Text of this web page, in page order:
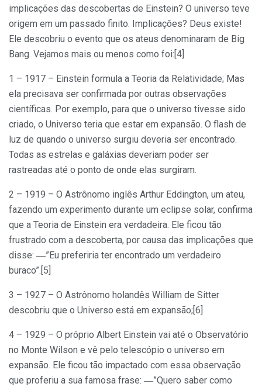
implicações das descobertas de Einstein? O universo teve
origem em um passado finito. Implicações? Deus existe!
Ele descobriu o evento que os ateus denominaram de Big
Bang. Vejamos mais ou menos como foi:[4]
1 – 1917 – Einstein formula a Teoria da Relatividade; Mas
ela precisava ser confirmada por outras observações
científicas. Por exemplo, para que o universo tivesse sido
criado, o Universo teria que estar em expansão. O flash de
luz de quando o universo surgiu deveria ser encontrado.
Todas as estrelas e galáxias deveriam poder ser
rastreadas até o ponto de onde elas surgiram.
2 – 1919 – O Astrônomo inglês Arthur Eddington, um ateu,
fazendo um experimento durante um eclipse solar, confirma
que a Teoria de Einstein era verdadeira. Ele ficou tão
frustrado com a descoberta, por causa das implicações que
disse: ―”Eu preferiria ter encontrado um verdadeiro
buraco”.[5]
3 – 1927 – O Astrônomo holandês William de Sitter
descobriu que o Universo está em expansão;[6]
4 – 1929 – O próprio Albert Einstein vai até o Observatório
no Monte Wilson e vê pelo telescópio o universo em
expansão. Ele ficou tão impactado com essa observação
que proferiu a sua famosa frase: ―”Quero saber como